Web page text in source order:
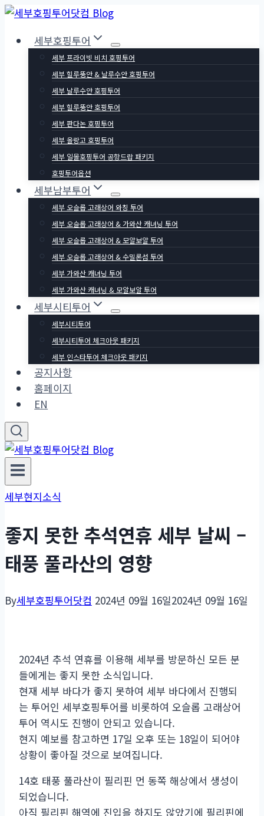
Skip
content세부호핑투어
세부 프라이빗 비치 호핑투어
세부 힐루뚱안 & 날루수안 호핑투어
세부 날루수안 호핑투어
세부 힐루뚱안 호핑투어
세부 판다논 호핑투어
세부 올랑고 호핑투어
세부 일몰호핑투어 공항드랍 패키지
호핑투어옵션
세부남부투어
세부 오슬롭 고래상어 와칭 투어
세부 오슬롭 고래상어 & 가와산 캐녀닝 투어
세부 오슬롭 고래상어 & 모알보알 투어
세부 오슬롭 고래상어 & 수밀론섬 투어
세부 가와산 캐녀닝 투어
세부 가와산 캐녀닝 & 모알보알 투어
세부시티투어
세부시티투어
세부시티투어 체크아웃 패키지
세부 인스타투어 체크아웃 패키지
공지사항
홈페이지
EN
세부현지소식
좋지 못한 추석연휴 세부 날씨 –
태풍 풀라산의 영향
By세부호핑투어닷컴 2024년 09월 16일2024년 09월 16일
2024년 추석 연휴를 이용해 세부를 방문하신 모든 분
들에게는 좋지 못한 소식입니다.
현재 세부 바다가 좋지 못하여 세부 바다에서 진행되
는 투어인 세부호핑투어를 비롯하여 오슬롭 고래상어
투어 역시도 진행이 안되고 있습니다.
현지 예보를 참고하면 17일 오후 또는 18일이 되어야
상황이 좋아질 것으로 보여집니다.
14호 태풍 풀라산이 필리핀 먼 동쪽 해상에서 생성이
되었습니다.
아직 필리핀 해역에 진입을 하지도 않았기에 필리핀에